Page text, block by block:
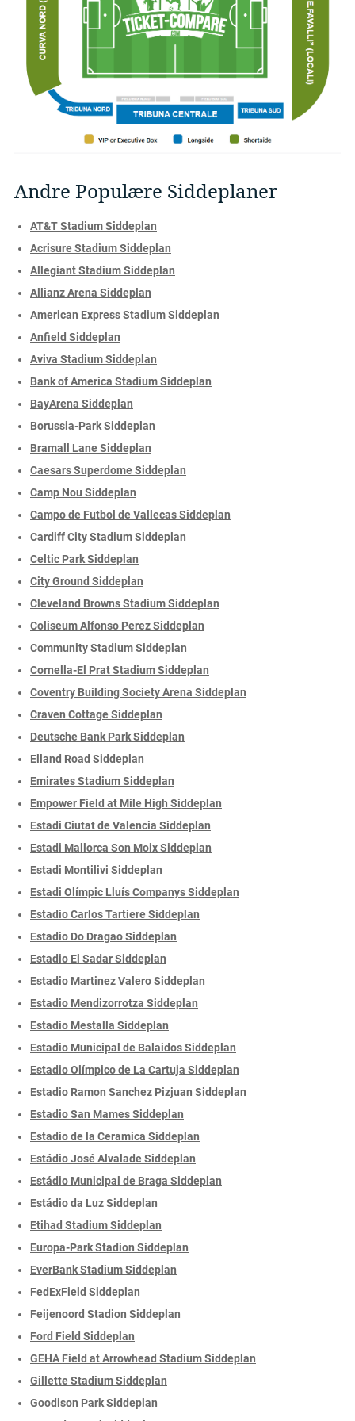
Andre Populære Siddeplaner
AT&T Stadium Siddeplan
Acrisure Stadium Siddeplan
Allegiant Stadium Siddeplan
Allianz Arena Siddeplan
American Express Stadium Siddeplan
Anfield Siddeplan
Aviva Stadium Siddeplan
Bank of America Stadium Siddeplan
BayArena Siddeplan
Borussia-Park Siddeplan
Bramall Lane Siddeplan
Caesars Superdome Siddeplan
Camp Nou Siddeplan
Campo de Futbol de Vallecas Siddeplan
Cardiff City Stadium Siddeplan
Celtic Park Siddeplan
City Ground Siddeplan
Cleveland Browns Stadium Siddeplan
Coliseum Alfonso Perez Siddeplan
Community Stadium Siddeplan
Cornella-El Prat Stadium Siddeplan
Coventry Building Society Arena Siddeplan
Craven Cottage Siddeplan
Deutsche Bank Park Siddeplan
Elland Road Siddeplan
Emirates Stadium Siddeplan
Empower Field at Mile High Siddeplan
Estadi Ciutat de Valencia Siddeplan
Estadi Mallorca Son Moix Siddeplan
Estadi Montilivi Siddeplan
Estadi Olímpic Lluís Companys Siddeplan
Estadio Carlos Tartiere Siddeplan
Estadio Do Dragao Siddeplan
Estadio El Sadar Siddeplan
Estadio Martinez Valero Siddeplan
Estadio Mendizorrotza Siddeplan
Estadio Mestalla Siddeplan
Estadio Municipal de Balaidos Siddeplan
Estadio Olímpico de La Cartuja Siddeplan
Estadio Ramon Sanchez Pizjuan Siddeplan
Estadio San Mames Siddeplan
Estadio de la Ceramica Siddeplan
Estádio José Alvalade Siddeplan
Estádio Municipal de Braga Siddeplan
Estádio da Luz Siddeplan
Etihad Stadium Siddeplan
Europa-Park Stadion Siddeplan
EverBank Stadium Siddeplan
FedExField Siddeplan
Feijenoord Stadion Siddeplan
Ford Field Siddeplan
GEHA Field at Arrowhead Stadium Siddeplan
Gillette Stadium Siddeplan
Goodison Park Siddeplan